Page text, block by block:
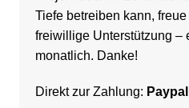
Tiefe betreiben kann,
freiwillige Unterstützung –
monatlich. Danke!
Direkt zur Zahlung: Paypal